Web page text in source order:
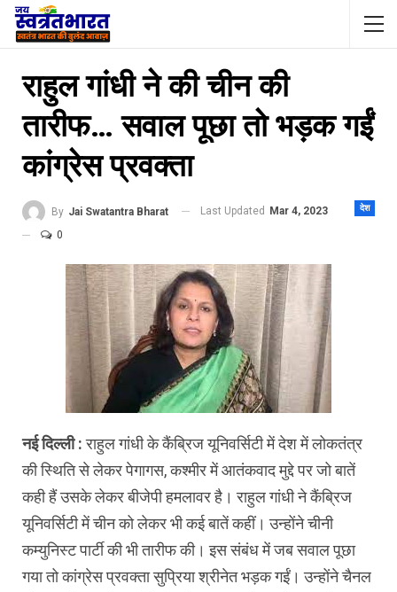
राहुल गांधी ने की चीन की
तारीफ… सवाल पूछा तो भड़क गईं
कांग्रेस प्रवक्‍ता
देश
By Jai Swatantra Bharat Last Updated
Mar 4, 2023
0
नई दिल्ली :राहुल गांधी के कैंब्रिज यूनिवर्सिटी में देश में लोकतंत्र
की स्थिति से लेकर पेगागस, कश्मीर में आतंकवाद मुद्दे पर जो बातें
कही हैं उसके लेकर बीजेपी हमलावर है। राहुल गांधी ने कैंब्रिज
यूनिवर्सिटी में चीन को लेकर भी कई बातें कहीं। उन्होंने चीनी
कम्युनिस्ट पार्टी की भी तारीफ की। इस संबंध में जब सवाल पूछा
गया तो कांग्रेस प्रवक्ता सुप्रिया श्रीनेत भड़क गईं। उन्होंने चैनल